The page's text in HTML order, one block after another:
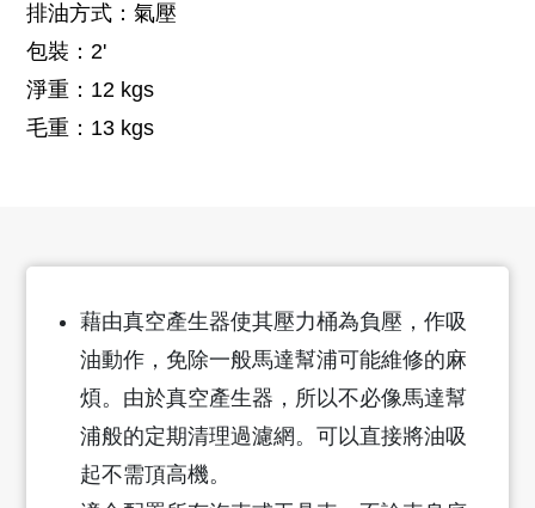
排油方式：氣壓
包裝：2'
淨重：12 kgs
毛重：13 kgs
藉由真空產生器使其壓力桶為負壓，作吸
油動作，免除一般馬達幫浦可能維修的麻
煩。由於真空產生器，所以不必像馬達幫
浦般的定期清理過濾網。可以直接將油吸
起不需頂高機。